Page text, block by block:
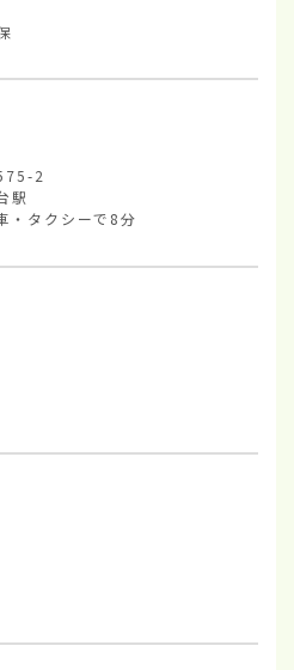
2
駅
・タクシーで8分